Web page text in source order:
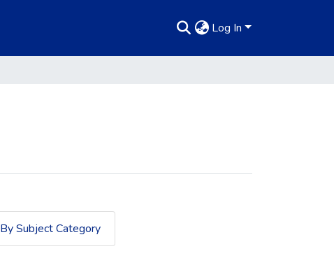
Log In
By Subject Category